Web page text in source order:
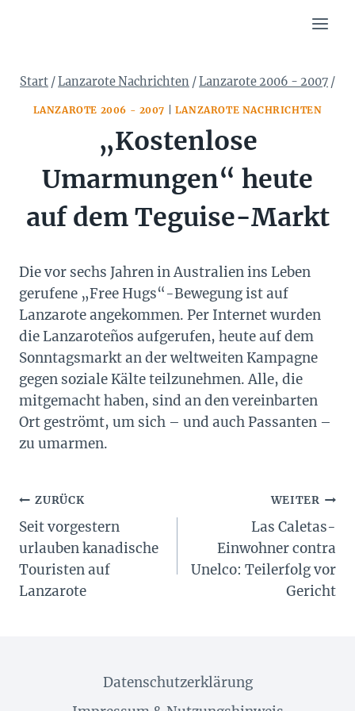
Start /Lanzarote Nachrichten /Lanzarote 2006 - 2007 /
LANZAROTE 2006 - 2007 LANZAROTE NACHRICHTEN
„Kostenlose
Umarmungen“ heute
auf dem Teguise-Markt
Die vor sechs Jahren in Australien ins Leben
gerufene „Free Hugs“-Bewegung ist auf
Lanzarote angekommen. Per Internet wurden
die Lanzaroteños aufgerufen, heute auf dem
Sonntagsmarkt an der weltweiten Kampagne
gegen soziale Kälte teilzunehmen. Alle, die
mitgemacht haben, sind an den vereinbarten
Ort geströmt, um sich – und auch Passanten –
zu umarmen.
Beitragsnavigation
ZURÜCK
Seit vorgestern
urlauben kanadische
Touristen auf
Lanzarote
WEITER
Las Caletas-
Einwohner contra
Unelco: Teilerfolg vor
Gericht
Datenschutzerklärung